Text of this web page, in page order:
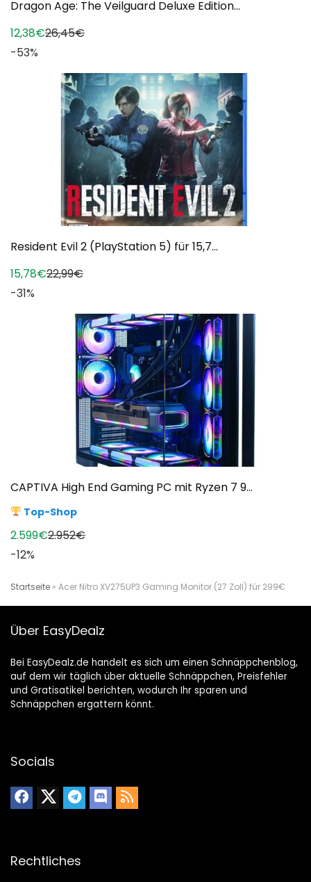
Dragon Age: The Veilguard Deluxe Edition...
12,38€26,45€
-53%
Resident Evil 2 (PlayStation 5) für 15,7...
15,78€22,99€
-31%
CAPTIVA High End Gaming PC mit Ryzen 7 9...
Top-Shop
2.599€2.952€
-12%
Startseite » Acer Nitro XV275UP3 Gaming Monitor (27 Zoll) für 299€
Über EasyDealz
Bei EasyDealz.de handelt es sich um einen Schnäppchenblog,
auf dem wir täglich über aktuelle Schnäppchen, Preisfehler
und Gratisatikel berichten, wodurch Ihr sparen und
Schnäppchen ergattern könnt.
Socials
Rechtliches